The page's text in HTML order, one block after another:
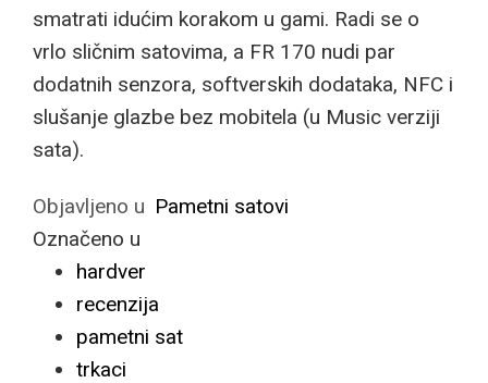
smatrati idućim korakom u gami. Radi se o
vrlo sličnim satovima, a FR 170 nudi par
dodatnih senzora, softverskih dodataka, NFC i
slušanje glazbe bez mobitela (u Music verziji
sata).
Objavljeno u Pametni satovi
Označeno u
hardver
recenzija
pametni sat
trkaci